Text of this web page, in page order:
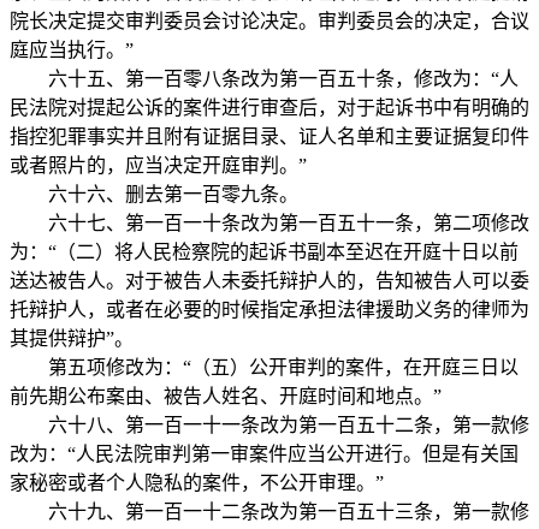
院长决定提交审判委员会讨论决定。审判委员会的决定，合议
庭应当执行。”
六十五、第一百零八条改为第一百五十条，修改为：“人
民法院对提起公诉的案件进行审查后，对于起诉书中有明确的
指控犯罪事实并且附有证据目录、证人名单和主要证据复印件
或者照片的，应当决定开庭审判。”
六十六、删去第一百零九条。
六十七、第一百一十条改为第一百五十一条，第二项修改
为：“（二）将人民检察院的起诉书副本至迟在开庭十日以前
送达被告人。对于被告人未委托辩护人的，告知被告人可以委
托辩护人，或者在必要的时候指定承担法律援助义务的律师为
其提供辩护”。
第五项修改为：“（五）公开审判的案件，在开庭三日以
前先期公布案由、被告人姓名、开庭时间和地点。”
六十八、第一百一十一条改为第一百五十二条，第一款修
改为：“人民法院审判第一审案件应当公开进行。但是有关国
家秘密或者个人隐私的案件，不公开审理。”
六十九、第一百一十二条改为第一百五十三条，第一款修